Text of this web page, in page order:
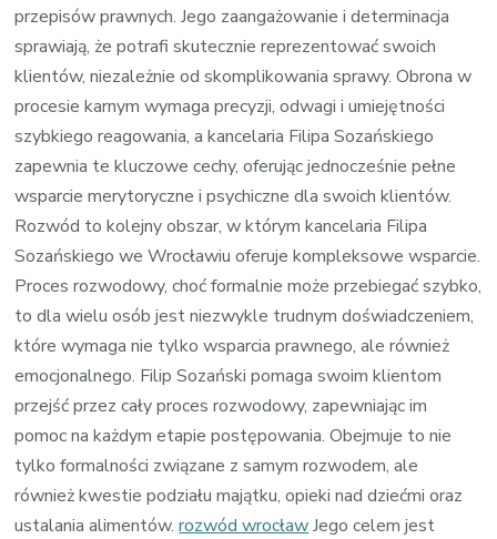
przepisów prawnych. Jego zaangażowanie i determinacja
sprawiają, że potrafi skutecznie reprezentować swoich
klientów, niezależnie od skomplikowania sprawy. Obrona w
procesie karnym wymaga precyzji, odwagi i umiejętności
szybkiego reagowania, a kancelaria Filipa Sozańskiego
zapewnia te kluczowe cechy, oferując jednocześnie pełne
wsparcie merytoryczne i psychiczne dla swoich klientów.
Rozwód to kolejny obszar, w którym kancelaria Filipa
Sozańskiego we Wrocławiu oferuje kompleksowe wsparcie.
Proces rozwodowy, choć formalnie może przebiegać szybko,
to dla wielu osób jest niezwykle trudnym doświadczeniem,
które wymaga nie tylko wsparcia prawnego, ale również
emocjonalnego. Filip Sozański pomaga swoim klientom
przejść przez cały proces rozwodowy, zapewniając im
pomoc na każdym etapie postępowania. Obejmuje to nie
tylko formalności związane z samym rozwodem, ale
również kwestie podziału majątku, opieki nad dziećmi oraz
ustalania alimentów.rozwód wrocławJego celem jest